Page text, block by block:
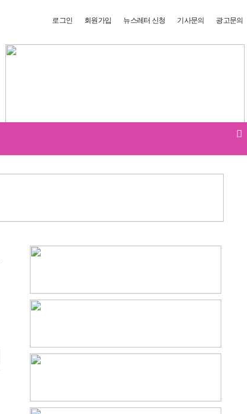
로그인 회원가입 뉴스레터 신청 기사문의 광고문의